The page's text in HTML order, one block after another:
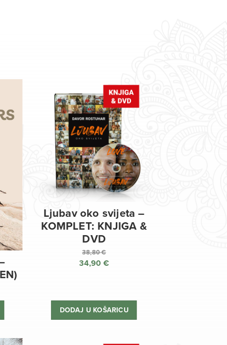
Ljubav oko svijeta –
KOMPLET: KNJIGA &
DVD
38,80€
Izvorna
je:
38,80 €.
34,90 €
je:
34,90 €.
DODAJ U KOŠARICU